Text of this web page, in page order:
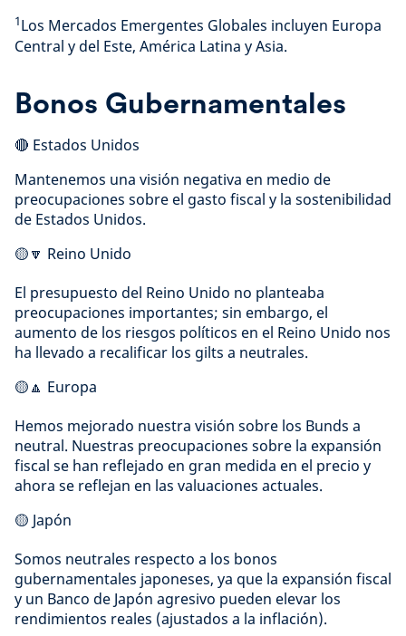
1Los Mercados Emergentes Globales incluyen Europa
Central y del Este, América Latina y Asia.
Bonos Gubernamentales
🔴 Estados Unidos
Mantenemos una visión negativa en medio de
preocupaciones sobre el gasto fiscal y la sostenibilidad
de Estados Unidos.
🟡🔽 Reino Unido
El presupuesto del Reino Unido no planteaba
preocupaciones importantes; sin embargo, el
aumento de los riesgos políticos en el Reino Unido nos
ha llevado a recalificar los gilts a neutrales.
🟡🔼 Europa
Hemos mejorado nuestra visión sobre los Bunds a
neutral. Nuestras preocupaciones sobre la expansión
fiscal se han reflejado en gran medida en el precio y
ahora se reflejan en las valuaciones actuales.
🟡 Japón
Somos neutrales respecto a los bonos
gubernamentales japoneses, ya que la expansión fiscal
y un Banco de Japón agresivo pueden elevar los
rendimientos reales (ajustados a la inflación).